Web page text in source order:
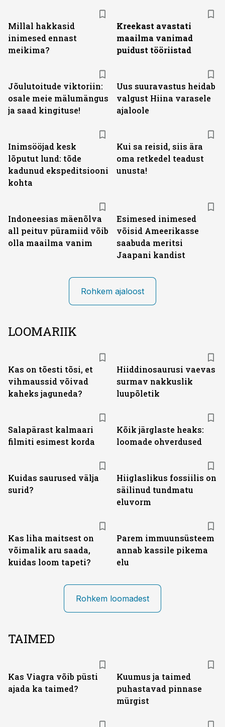
Millal hakkasid
inimesed ennast
meikima?
Kreekast avastati
maailma vanimad
puidust tööriistad
Jõulutoitude viktoriin:
osale meie mälumängus
ja saad kingituse!
Uus suuravastus heidab
valgust Hiina varasele
ajaloole
Inimsööjad kesk
lõputut lund: tõde
kadunud ekspeditsiooni
kohta
Kui sa reisid, siis ära
oma retkedel teadust
unusta!
Indoneesias mäenõlva
all peituv püramiid võib
olla maailma vanim
Esimesed inimesed
võisid Ameerikasse
saabuda meritsi
Jaapani kandist
Rohkem ajaloost
LOOMARIIK
Kas on tõesti tõsi, et
vihmaussid võivad
kaheks jaguneda?
Hiiddinosaurusi vaevas
surmav nakkuslik
luupõletik
Salapärast kalmaari
filmiti esimest korda
Kõik järglaste heaks:
loomade ohverdused
Kuidas saurused välja
surid?
Hiiglaslikus fossiilis on
säilinud tundmatu
eluvorm
Kas liha maitsest on
võimalik aru saada,
kuidas loom tapeti?
Parem immuunsüsteem
annab kassile pikema
elu
Rohkem loomadest
TAIMED
Kas Viagra võib püsti
ajada ka taimed?
Kuumus ja taimed
puhastavad pinnase
mürgist